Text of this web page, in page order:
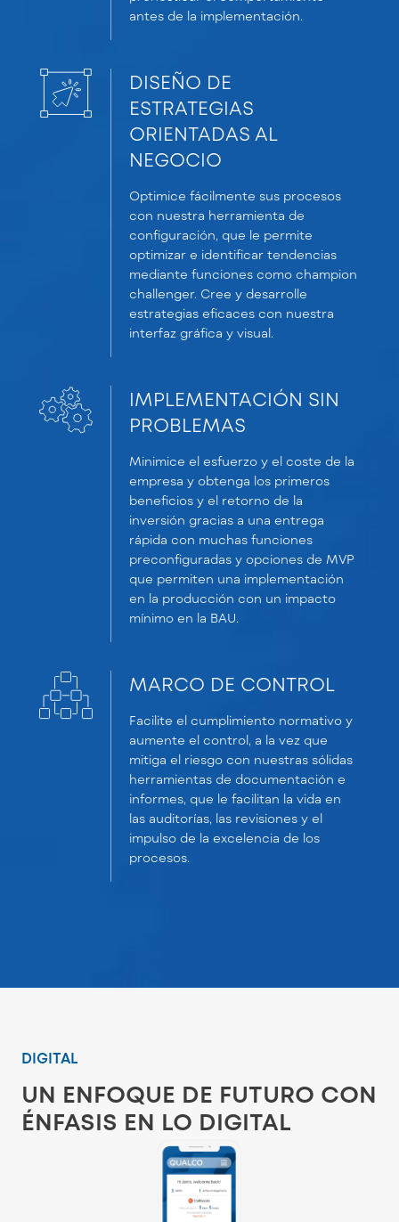
antes de la implementación.
DISEÑO DE
ESTRATEGIAS
ORIENTADAS AL
NEGOCIO
Optimice fácilmente sus procesos
con nuestra herramienta de
configuración, que le permite
optimizar e identificar tendencias
mediante funciones como champion
challenger. Cree y desarrolle
estrategias eficaces con nuestra
interfaz gráfica y visual.
IMPLEMENTACIÓN SIN
PROBLEMAS
Minimice el esfuerzo y el coste de la
empresa y obtenga los primeros
beneficios y el retorno de la
inversión gracias a una entrega
rápida con muchas funciones
preconfiguradas y opciones de MVP
que permiten una implementación
en la producción con un impacto
mínimo en la BAU.
MARCO DE CONTROL
Facilite el cumplimiento normativo y
aumente el control, a la vez que
mitiga el riesgo con nuestras sólidas
herramientas de documentación e
informes, que le facilitan la vida en
las auditorías, las revisiones y el
impulso de la excelencia de los
procesos.
DIGITAL
UN ENFOQUE DE FUTURO CON
ÉNFASIS EN LO DIGITAL